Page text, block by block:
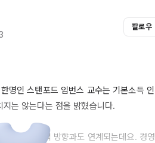
팔로우
명인 스탠포드 임번스 교수는 기본소득 인
는 않는다는 점을 밝혔습니다.
는 보상 정책 방향과도 연계되는데요. 경영